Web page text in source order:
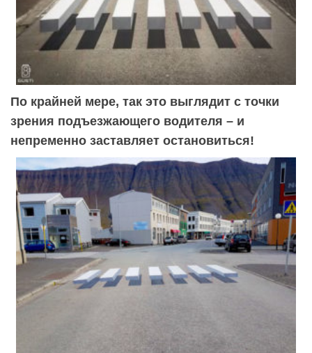
По крайней мере, так это выглядит с точки
зрения подъезжающего водителя – и
непременно заставляет остановиться!